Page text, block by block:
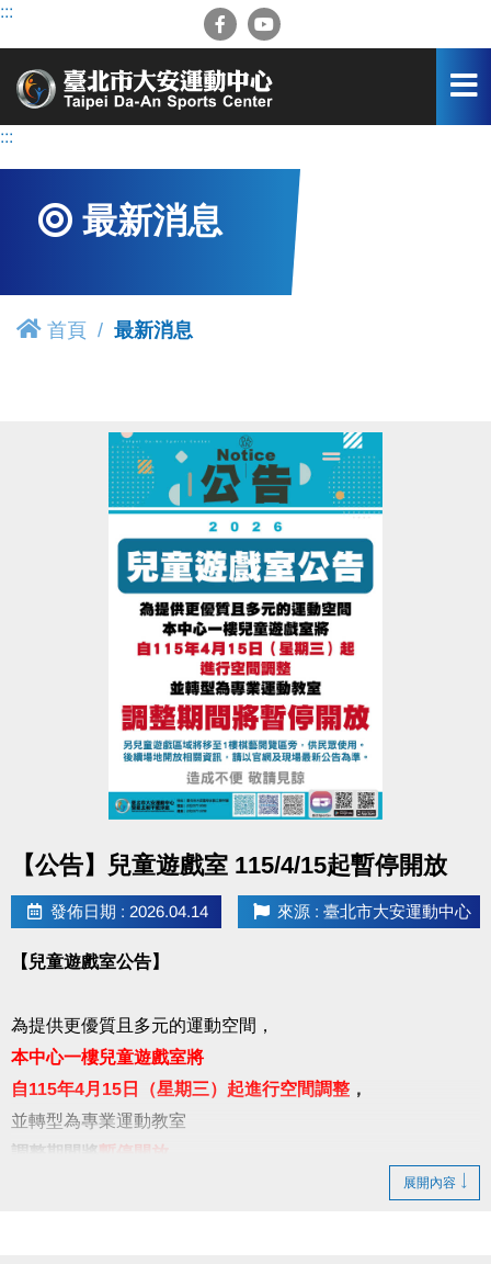
跳
容
:::
:::
最新消息
首頁 最新消息
【公告】兒童遊戲室 115/4/15起暫停開放
發佈日期 : 2026.04.14 來源 : 臺北市大安運動中心
【兒童遊戲室公告】
為提供更優質且多元的運動空間，
本中心一樓兒童遊戲室將
自115年4月15日（星期三）起進行空間調整 ，
並轉型為專業運動教室
調整期間將暫停開放
展開內容